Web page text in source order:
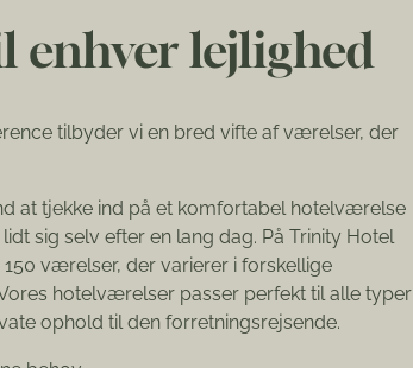
enhver lejlighed
tilbyder vi en bred vifte af værelser, der
at tjekke ind på et komfortabel hotelværelse
sig selv efter en lang dag. På Trinity Hotel
værelser, der varierer i forskellige
hotelværelser passer perfekt til alle typer
ophold til den forretningsrejsende.